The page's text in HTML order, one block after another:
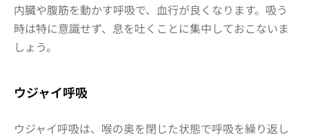
内臓や腹筋を動かす呼吸で、血行が良くなります。吸う
時は特に意識せず、息を吐くことに集中しておこないま
しょう。
ウジャイ呼吸
ウジャイ呼吸は、喉の奥を閉じた状態で呼吸を繰り返し